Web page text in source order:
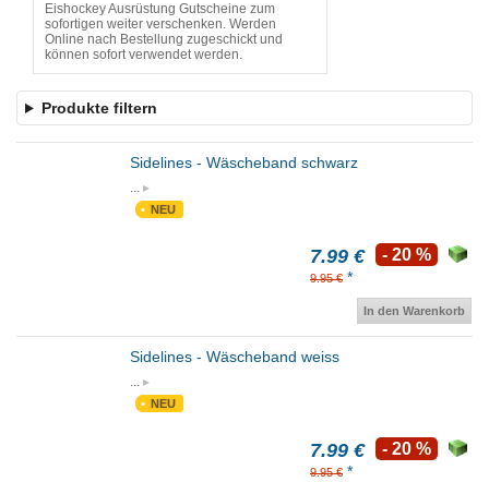
Eishockey Ausrüstung Gutscheine zum
sofortigen weiter verschenken. Werden
Online nach Bestellung zugeschickt und
können sofort verwendet werden.
Produkte filtern
Sidelines - Wäscheband schwarz
...
NEU
7.99 €
9.95 € *
- 20 %
In den Warenkorb
Sidelines - Wäscheband weiss
...
NEU
7.99 €
9.95 € *
- 20 %